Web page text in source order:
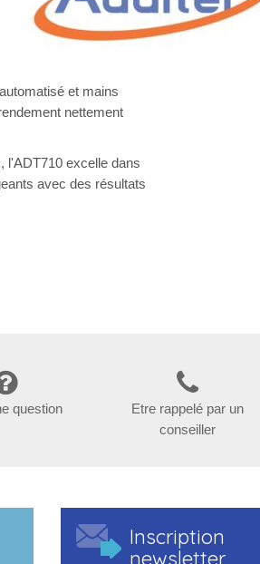
et mains
nettement
l'ADT710 excelle dans
avec des résultats
question
Etre rappelé par un
conseiller
Inscription
newsletter